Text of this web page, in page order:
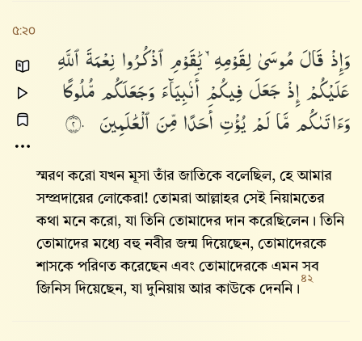
৫:২০
وَإِذْقَالَمُوسَىٰلِقَوْمِهِۦيَٰقَوْمِٱذْكُرُوا۟نِعْمَةَٱللَّهِ
عَلَيْكُمْإِذْجَعَلَفِيكُمْأَنۢبِيَآءَوَجَعَلَكُممُّلُوكًا
وَءَاتَىٰكُممَّالَمْيُؤْتِأَحَدًامِّنَٱلْعَٰلَمِينَ ٢٠
স্মরণ করো যখন মূসা তাঁর জাতিকে বলেছিল, হে আমার
সম্প্রদায়ের লোকেরা! তোমরা আল্লাহর সেই নিয়ামতের
কথা মনে করো, যা তিনি তোমাদের দান করেছিলেন। তিনি
তোমাদের মধ্যে বহু নবীর জন্ম দিয়েছেন, তোমাদেরকে
শাসকে পরিণত করেছেন এবং তোমাদেরকে এমন সব
জিনিস দিয়েছেন, যা দুনিয়ায় আর কাউকে দেননি।
৪২